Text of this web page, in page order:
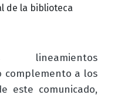
de la biblioteca
lineamientos
complemento a los
este comunicado,